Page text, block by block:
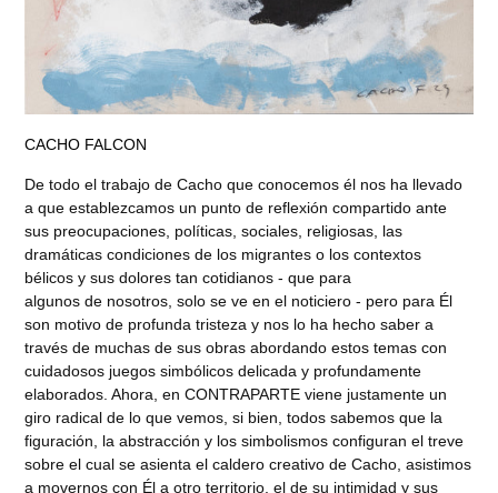
CACHO FALCON
De todo el trabajo de Cacho que conocemos él nos ha llevado
a que establezcamos un punto de reflexión compartido ante
sus preocupaciones, políticas, sociales, religiosas, las
dramáticas condiciones de los migrantes o los contextos
bélicos y sus dolores tan cotidianos - que para
algunos de nosotros, solo se ve en el noticiero - pero para Él
son motivo de profunda tristeza y nos lo ha hecho saber a
través de muchas de sus obras abordando estos temas con
cuidadosos juegos simbólicos delicada y profundamente
elaborados. Ahora, en CONTRAPARTE viene justamente un
giro radical de lo que vemos, si bien, todos sabemos que la
figuración, la abstracción y los simbolismos configuran el treve
sobre el cual se asienta el caldero creativo de Cacho, asistimos
a movernos con Él a otro territorio, el de su intimidad y sus